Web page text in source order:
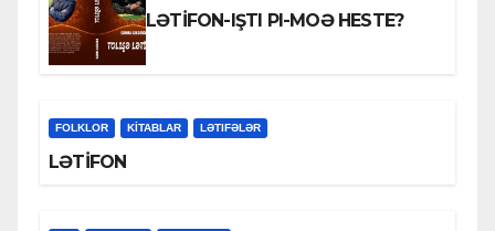
LƏTİFON-IŞTI PI-MOƏ HESTE?
FOLKLOR KİTABLAR LƏTIFƏLƏR
LƏTİFON